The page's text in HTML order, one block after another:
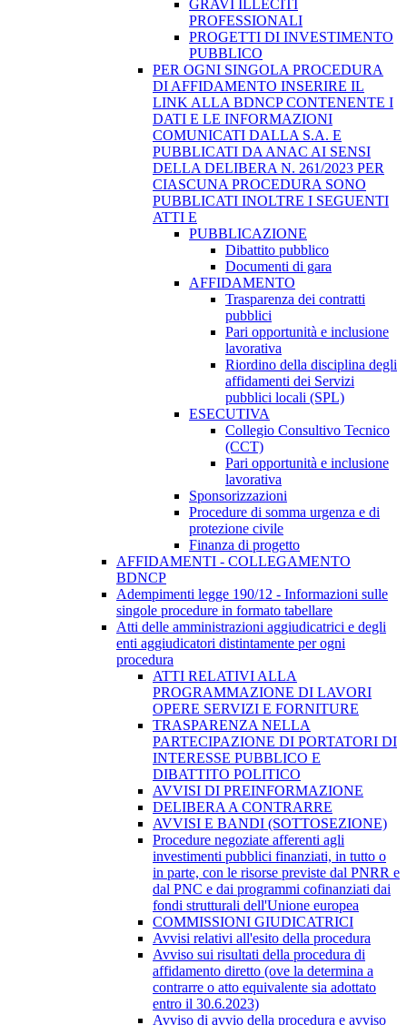
GRAVI ILLECITI
PROFESSIONALI
PROGETTI DI INVESTIMENTO
PUBBLICO
PER OGNI SINGOLA PROCEDURA
DI AFFIDAMENTO INSERIRE IL
LINK ALLA BDNCP CONTENENTE I
DATI E LE INFORMAZIONI
COMUNICATI DALLA S.A. E
PUBBLICATI DA ANAC AI SENSI
DELLA DELIBERA N. 261/2023 PER
CIASCUNA PROCEDURA SONO
PUBBLICATI INOLTRE I SEGUENTI
ATTI E
PUBBLICAZIONE
Dibattito pubblico
Documenti di gara
AFFIDAMENTO
Trasparenza dei contratti
pubblici
Pari opportunità e inclusione
lavorativa
Riordino della disciplina degli
affidamenti dei Servizi
pubblici locali (SPL)
ESECUTIVA
Collegio Consultivo Tecnico
(CCT)
Pari opportunità e inclusione
lavorativa
Sponsorizzazioni
Procedure di somma urgenza e di
protezione civile
Finanza di progetto
AFFIDAMENTI - COLLEGAMENTO
BDNCP
Adempimenti legge 190/12 - Informazioni sulle
singole procedure in formato tabellare
Atti delle amministrazioni aggiudicatrici e degli
enti aggiudicatori distintamente per ogni
procedura
ATTI RELATIVI ALLA
PROGRAMMAZIONE DI LAVORI
OPERE SERVIZI E FORNITURE
TRASPARENZA NELLA
PARTECIPAZIONE DI PORTATORI DI
INTERESSE PUBBLICO E
DIBATTITO POLITICO
AVVISI DI PREINFORMAZIONE
DELIBERA A CONTRARRE
AVVISI E BANDI (SOTTOSEZIONE)
Procedure negoziate afferenti agli
investimenti pubblici finanziati, in tutto o
in parte, con le risorse previste dal PNRR e
dal PNC e dai programmi cofinanziati dai
fondi strutturali dell'Unione europea
COMMISSIONI GIUDICATRICI
Avvisi relativi all'esito della procedura
Avviso sui risultati della procedura di
affidamento diretto (ove la determina a
contrarre o atto equivalente sia adottato
entro il 30.6.2023)
Avviso di avvio della procedura e avviso